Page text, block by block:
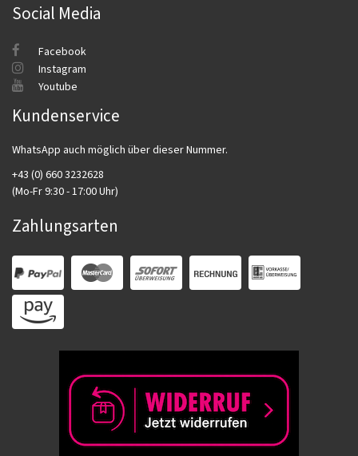
Social Media
Facebook
Instagram
Youtube
Kundenservice
WhatsApp auch möglich über dieser Nummer.
+43 (0) 660 3232628
(Mo-Fr 9:30 - 17:00 Uhr)
Zahlungsarten